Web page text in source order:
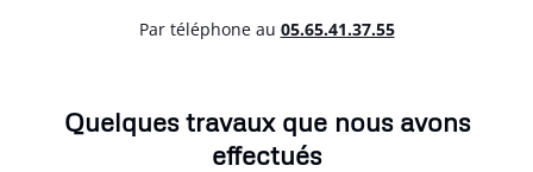
Par téléphone au 05.65.41.37.55
Quelques travaux que nous avons
effectués